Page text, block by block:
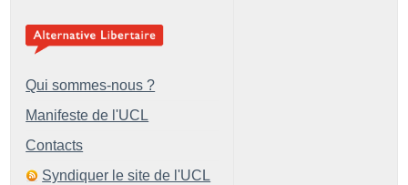
Qui sommes-nous ?
Manifeste de l'UCL
Contacts
Syndiquer le site de l'UCL